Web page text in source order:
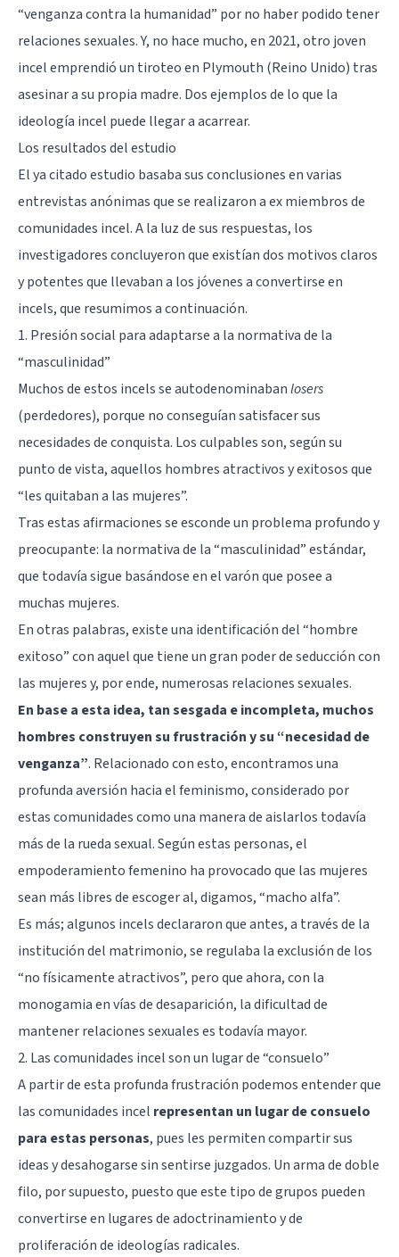
“venganza contra la humanidad” por no haber podido tener
relaciones sexuales. Y, no hace mucho, en 2021, otro joven
incel emprendió un tiroteo en Plymouth (Reino Unido) tras
asesinar a su propia madre. Dos ejemplos de lo que la
ideología incel puede llegar a acarrear.
Los resultados del estudio
El ya citado estudio basaba sus conclusiones en varias
entrevistas anónimas que se realizaron a ex miembros de
comunidades incel. A la luz de sus respuestas, los
investigadores concluyeron que existían dos motivos claros
y potentes que llevaban a los jóvenes a convertirse en
incels, que resumimos a continuación.
1. Presión social para adaptarse a la normativa de la
“masculinidad”
Muchos de estos incels se autodenominabanlosers
(perdedores), porque no conseguían satisfacer sus
necesidades de conquista. Los culpables son, según su
punto de vista, aquellos hombres atractivos y exitosos que
“les quitaban a las mujeres”.
Tras estas afirmaciones se esconde un problema profundo y
preocupante: la normativa de la “masculinidad” estándar,
que todavía sigue basándose en el varón que posee a
muchas mujeres.
En otras palabras, existe una identificación del “hombre
exitoso” con aquel que tiene un gran poder de seducción con
las mujeres y, por ende, numerosas relaciones sexuales.
En base a esta idea, tan sesgada e incompleta, muchos
hombres construyen su frustración y su “necesidad de
venganza”. Relacionado con esto, encontramos una
profunda aversión hacia el feminismo, considerado por
estas comunidades como una manera de aislarlos todavía
más de la rueda sexual. Según estas personas, el
empoderamiento femenino ha provocado que las mujeres
sean más libres de escoger al, digamos, “macho alfa”.
Es más; algunos incels declararon que antes, a través de la
institución del matrimonio, se regulaba la exclusión de los
“no físicamente atractivos”, pero que ahora, con la
monogamia en vías de desaparición, la dificultad de
mantener relaciones sexuales es todavía mayor.
2. Las comunidades incel son un lugar de “consuelo”
A partir de esta profunda frustración podemos entender que
las comunidades incel representan un lugar de consuelo
para estas personas, pues les permiten compartir sus
ideas y desahogarse sin sentirse juzgados. Un arma de doble
filo, por supuesto, puesto que este tipo de grupos pueden
convertirse en lugares de adoctrinamiento y de
proliferación de ideologías radicales.